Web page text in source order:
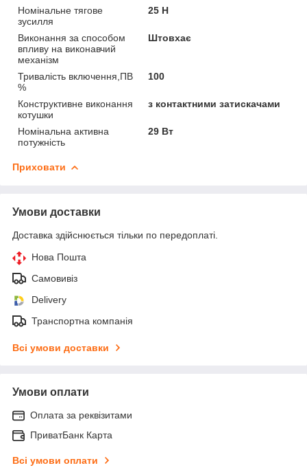
Номінальне тягове
зусилля
25 Н
Виконання за способом
впливу на виконавчий
механізм
Штовхає
Тривалість включення,ПВ
%
100
Конструктивне виконання
котушки
з контактними затискачами
Номінальна активна
потужність
29 Вт
Приховати
Умови доставки
Доставка здійснюється тільки по передоплаті.
Нова Пошта
Самовивіз
Delivery
Транспортна компанія
Всі умови доставки
Умови оплати
Оплата за реквізитами
ПриватБанк Карта
Всі умови оплати